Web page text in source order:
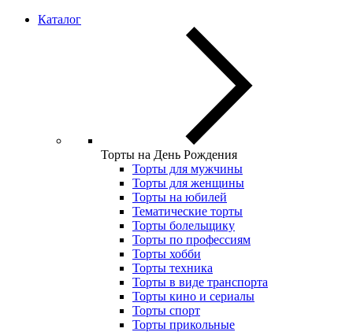
Каталог
Торты на День Рождения
Торты для мужчины
Торты для женщины
Торты на юбилей
Тематические торты
Торты болельщику
Торты по профессиям
Торты хобби
Торты техника
Торты в виде транспорта
Торты кино и сериалы
Торты спорт
Торты прикольные